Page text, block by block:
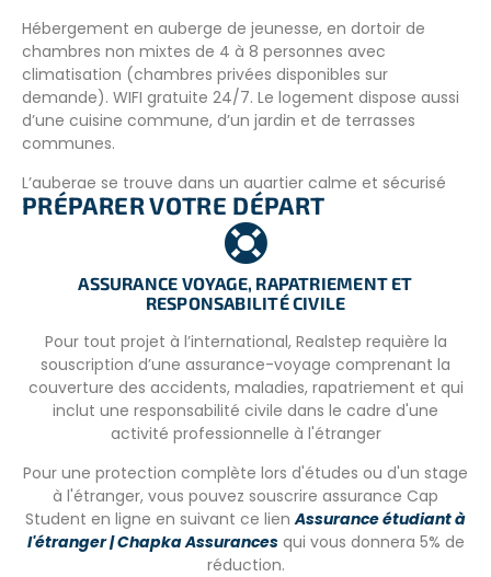
Hébergement en auberge de jeunesse, en dortoir de
chambres non mixtes de 4 à 8 personnes avec
climatisation (chambres privées disponibles sur
demande). WIFI gratuite 24/7. Le logement dispose aussi
d’une cuisine commune, d’un jardin et de terrasses
communes.
L’auberge se trouve dans un quartier calme et sécurisé
de la ville, proche de la plage, à distance de marche du
centre-ville, avec une station de bus à proximité.
INFORMATIONS COMPLÉMENTAIRES
Trois repas par jour, tous les jours : petit déjeuner,
déjeuner et dîner (style local). Les plats végétariens, sans
gluten et pour les intolérants au lactose sont également
disponibles sur demande.
CONDITIONS POUR PARTICIPER
CV
Lettre de motivation
PRÉPARER VOTRE DÉPART
ASSURANCE VOYAGE, RAPATRIEMENT ET
RESPONSABILITÉ CIVILE
Pour tout projet à l’international, Realstep requière la
souscription d’une assurance-voyage comprenant la
couverture des accidents, maladies, rapatriement et qui
inclut une responsabilité civile dans le cadre d'une
activité professionnelle à l'étranger
Pour une protection complète lors d'études ou d'un stage
à l'étranger, vous pouvez souscrire assurance Cap
Student en ligne en suivant ce lienAssurance étudiant à
l'étranger | Chapka Assurancesqui vous donnera 5% de
réduction.